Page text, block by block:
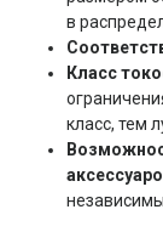
в
Класс
класс, тем